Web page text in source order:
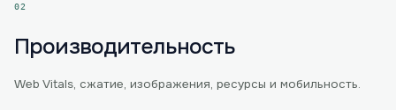
02
Производительность
Web Vitals, сжатие, изображения, ресурсы и мобильность.